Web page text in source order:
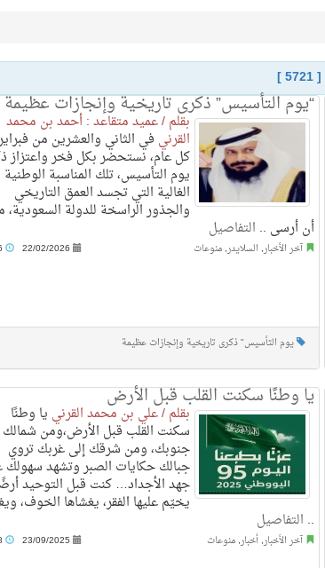
[ 5721 ]
“يوم التأسيس” ذكرى تاريخية وإنجازات عظيمة
بقلم / عميد متقاعد : أحمد بن محمد
القرني في الثاني والعشرين من
كل عام، نستحضر بكل فخر واعتزاز
يوم التأسيس، تلك المناسبة الوطنية
الغالية التي تجسد العمق التاريخي
والجذور الراسخة للدولة السعودية،
أن أرسى .. التفاصيل
آخر الأخبار, السلايدر,منوعات 22/02/2026
يوم التأسيس" ذكرى تاريخية وإنجازات عظيمة
يا وطنًا سكنت القلب قبل الأرض
بقلم / علي بن محمد القرني يا وطنًا
سكنت القلب قبل الأرض،ومن شمالك
جنوبك، ومن شرقك إلى غربك تروي
جبالك حكايات الصبر وتشهد سهولك
جهد الأجداد… كنت قبل التوحيد
يخيّم عليها الفقر، يغشاها الخوف،
.. التفاصيل
آخر الأخبار,أخبار,منوعات 23/09/2025